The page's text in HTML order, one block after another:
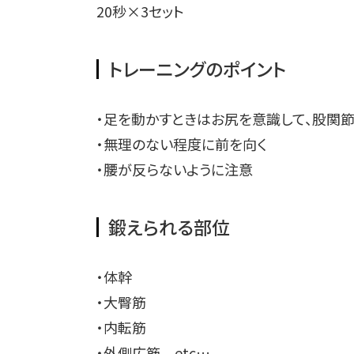
20秒×3セット
トレーニングのポイント
・足を動かすときはお尻を意識して、股関
・無理のない程度に前を向く
・腰が反らないように注意
鍛えられる部位
・体幹
・大臀筋
・内転筋